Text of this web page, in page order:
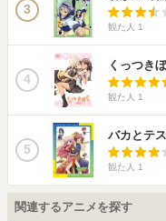
3
観た人 1
4
くっつき
観た人 1
5
バカとテ
観た人 1
関連するアニメを探す